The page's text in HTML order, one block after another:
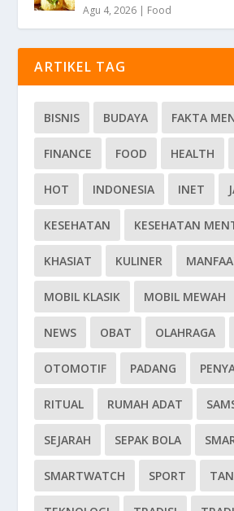
Agu 4, 2026 | Food
ARTIKEL TAG
BISNIS BUDAYA FAKTA
FINANCE FOOD HEALTH
HOT INDONESIA INET
KESEHATAN KESEHATAN
KHASIAT KULINER
MOBIL KLASIK MOBIL MEWAH
NEWS OBAT OLAHRAGA
OTOMOTIF PADANG
RITUAL RUMAH ADAT
SEJARAH SEPAK BOLA
SMARTWATCH SPORT